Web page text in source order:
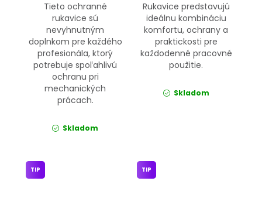
Tieto ochranné
rukavice sú
nevyhnutným
doplnkom pre každého
profesionála, ktorý
potrebuje spoľahlivú
ochranu pri
mechanických
prácach.
Skladom
Rukavice predstavujú
ideálnu kombináciu
komfortu, ochrany a
praktickosti pre
každodenné pracovné
použitie.
Skladom
TIP TIP